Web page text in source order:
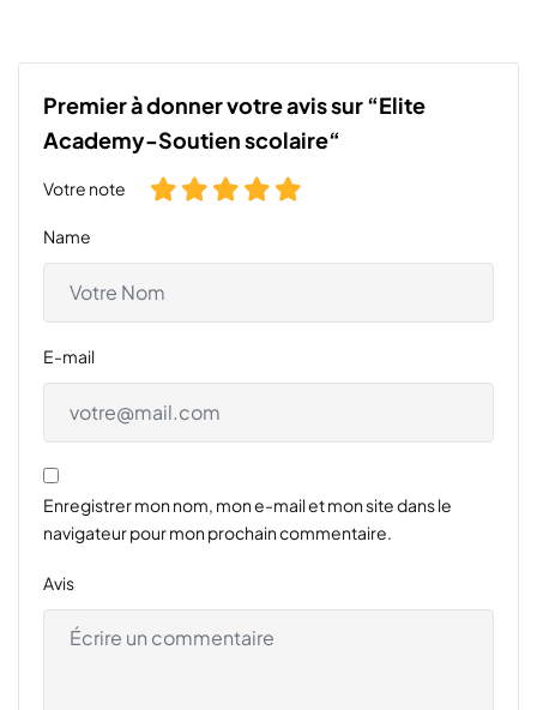
Premier à donner votre avis sur “Elite
Academy-Soutien scolaire“
Votre note
Name
E-mail
Enregistrer mon nom, mon e-mail et mon site dans le
navigateur pour mon prochain commentaire.
Avis